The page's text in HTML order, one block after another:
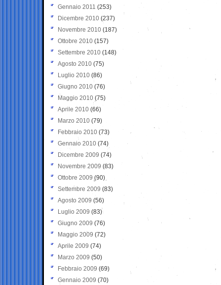
Gennaio 2011 (253)
Dicembre 2010 (237)
Novembre 2010 (187)
Ottobre 2010 (157)
Settembre 2010 (148)
Agosto 2010 (75)
Luglio 2010 (86)
Giugno 2010 (76)
Maggio 2010 (75)
Aprile 2010 (66)
Marzo 2010 (79)
Febbraio 2010 (73)
Gennaio 2010 (74)
Dicembre 2009 (74)
Novembre 2009 (83)
Ottobre 2009 (90)
Settembre 2009 (83)
Agosto 2009 (56)
Luglio 2009 (83)
Giugno 2009 (76)
Maggio 2009 (72)
Aprile 2009 (74)
Marzo 2009 (50)
Febbraio 2009 (69)
Gennaio 2009 (70)